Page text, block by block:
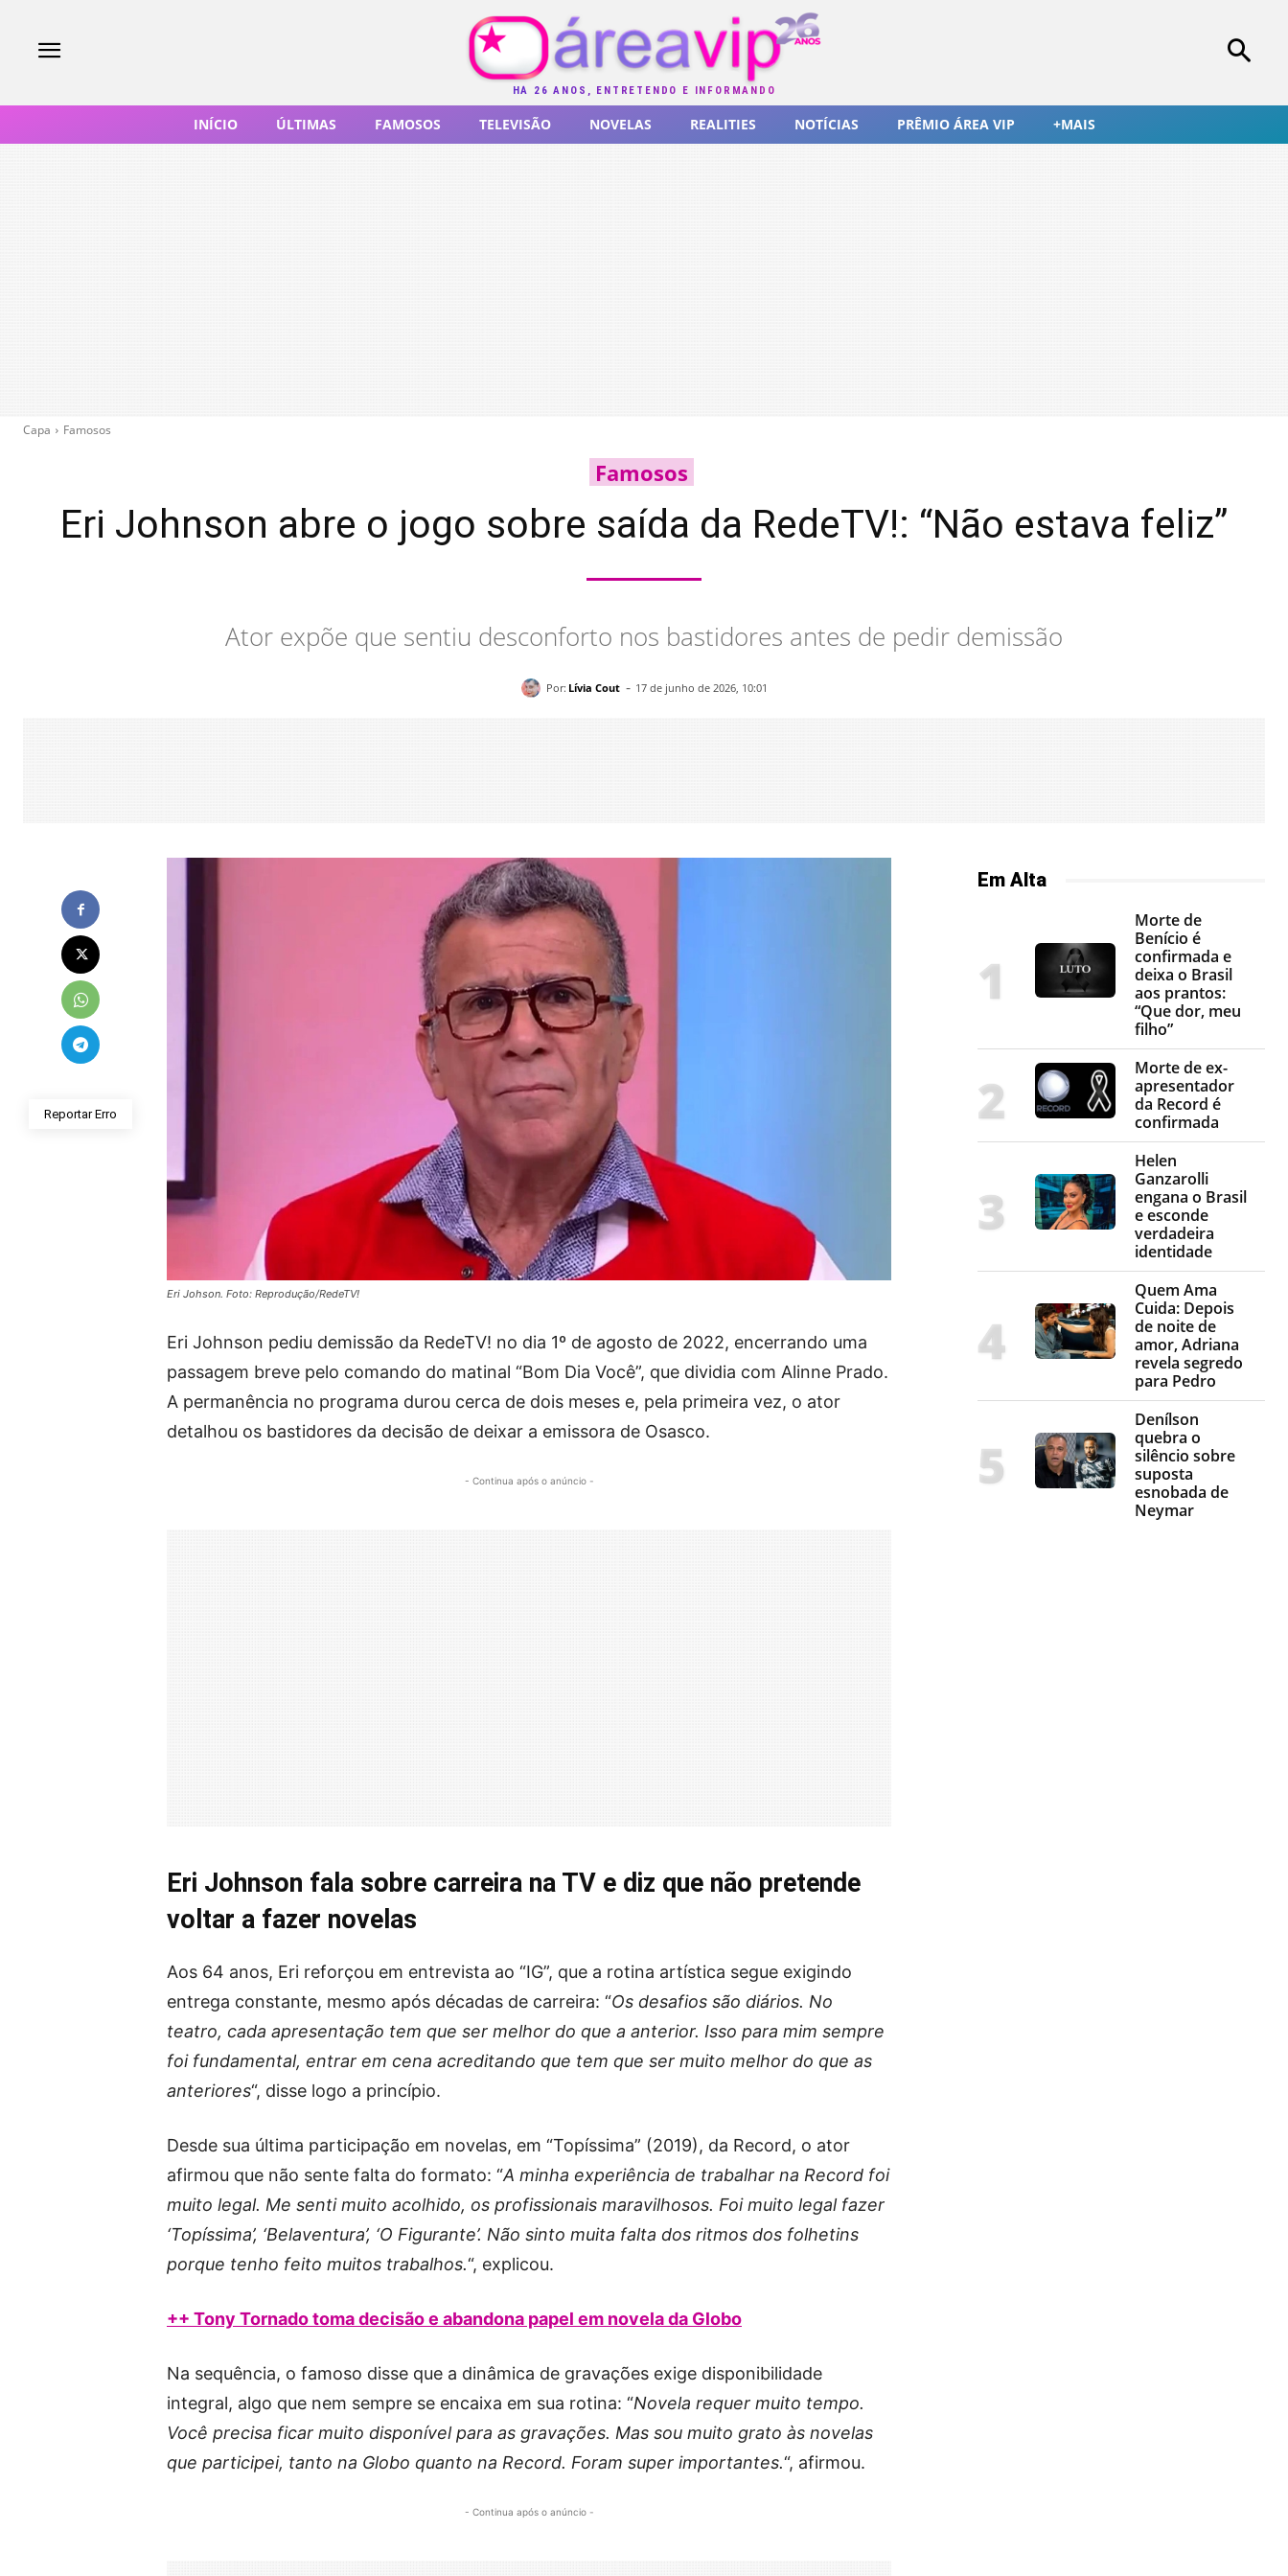
HÁ 26 ANOS, ENTRETENDO E INFORMANDO
INÍCIO ÚLTIMAS FAMOSOS TELEVISÃO NOVELAS REALITIES NOTÍCIAS PRÊMIO ÁREA VIP +MAIS
Capa Famosos
Famosos
Eri Johnson abre o jogo sobre saída da RedeTV!: “Não estava feliz”
Ator expõe que sentiu desconforto nos bastidores antes de pedir demissão
Por: Lívia Cout - 17 de junho de 2026, 10:01
Reportar Erro
Eri Johson. Foto: Reprodução/RedeTV!
Eri Johnson pediu demissão da RedeTV! no dia 1º de agosto de 2022, encerrando uma
passagem breve pelo comando do matinal “Bom Dia Você”, que dividia com Alinne Prado.
A permanência no programa durou cerca de dois meses e, pela primeira vez, o ator
detalhou os bastidores da decisão de deixar a emissora de Osasco.
- Continua após o anúncio -
Eri Johnson fala sobre carreira na TV e diz que não pretende
voltar a fazer novelas
Aos 64 anos, Eri reforçou em entrevista ao “IG”, que a rotina artística segue exigindo
entrega constante, mesmo após décadas de carreira: “Os desafios são diários. No
teatro, cada apresentação tem que ser melhor do que a anterior. Isso para mim sempre
foi fundamental, entrar em cena acreditando que tem que ser muito melhor do que as
anteriores“, disse logo a princípio.
Desde sua última participação em novelas, em “Topíssima” (2019), da Record, o ator
afirmou que não sente falta do formato: “A minha experiência de trabalhar na Record foi
muito legal. Me senti muito acolhido, os profissionais maravilhosos. Foi muito legal fazer
‘Topíssima’, ‘Belaventura’, ‘O Figurante’. Não sinto muita falta dos ritmos dos folhetins
porque tenho feito muitos trabalhos.“, explicou.
++ Tony Tornado toma decisão e abandona papel em novela da Globo
Na sequência, o famoso disse que a dinâmica de gravações exige disponibilidade
integral, algo que nem sempre se encaixa em sua rotina: “Novela requer muito tempo.
Você precisa ficar muito disponível para as gravações. Mas sou muito grato às novelas
que participei, tanto na Globo quanto na Record. Foram super importantes.“, afirmou.
- Continua após o anúncio -
Em Alta
Morte de
Benício é
confirmada e
deixa o Brasil
aos prantos:
“Que dor, meu
filho”
Morte de ex-
apresentador
da Record é
confirmada
Helen
Ganzarolli
engana o Brasil
e esconde
verdadeira
identidade
Quem Ama
Cuida: Depois
de noite de
amor, Adriana
revela segredo
para Pedro
Denílson
quebra o
silêncio sobre
suposta
esnobada de
Neymar